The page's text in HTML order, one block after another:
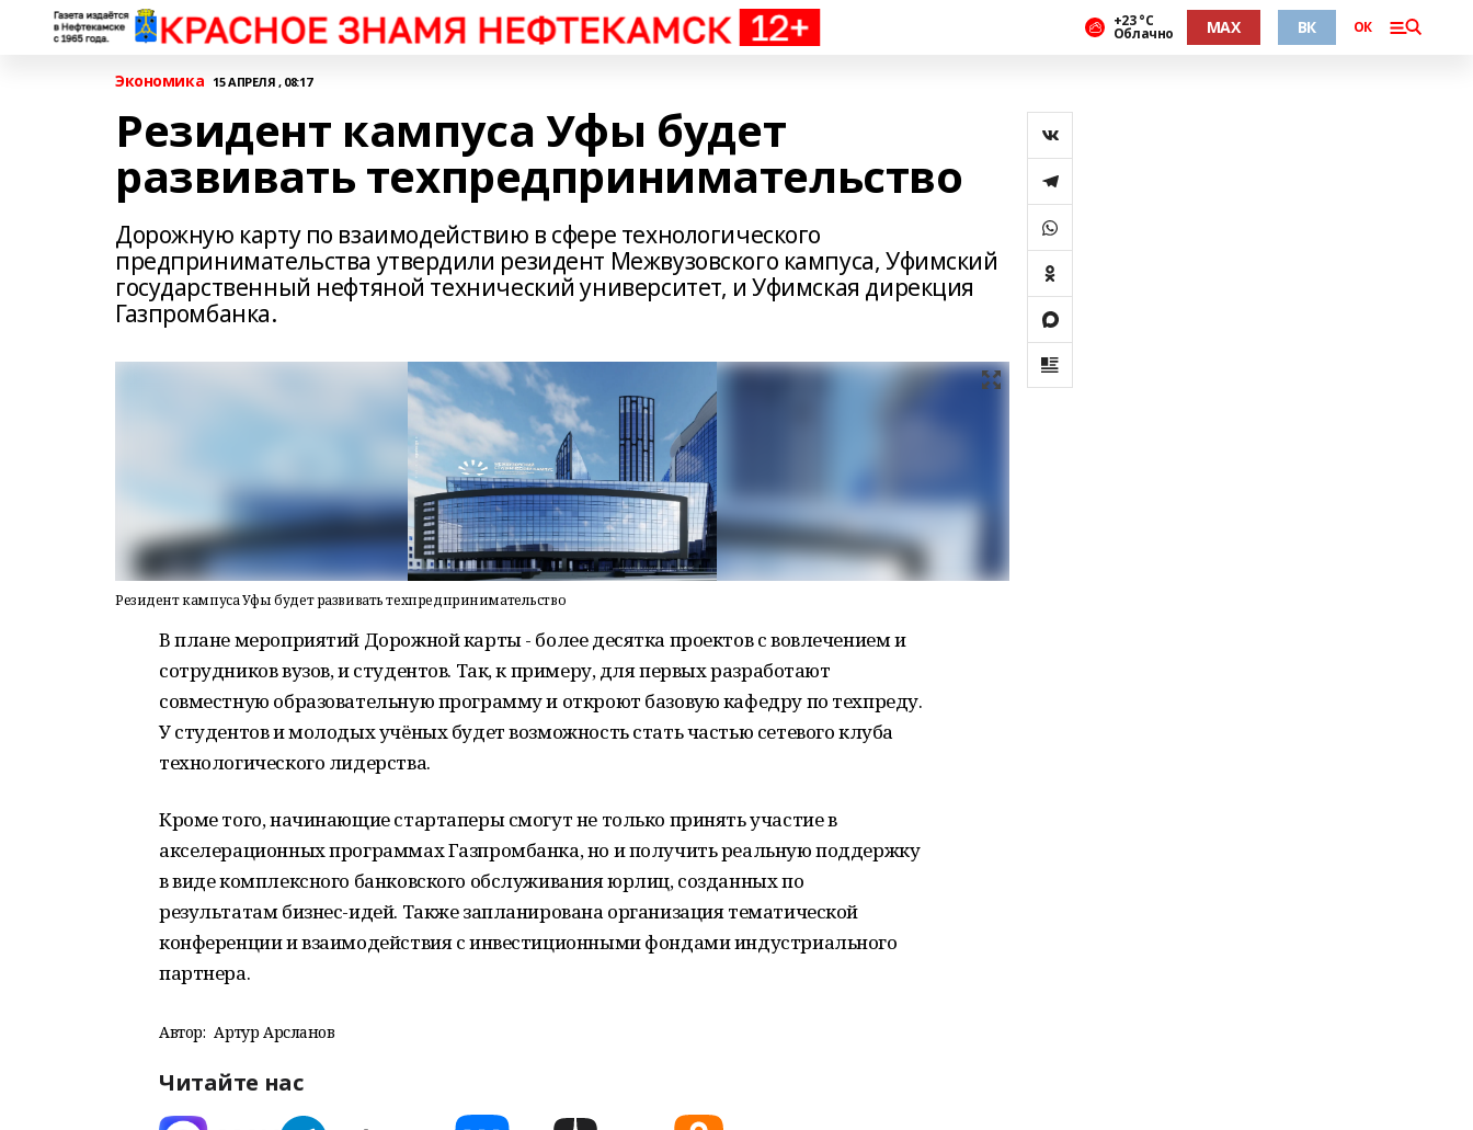
+23 °С
Облачно MAX ВК ОК
Экономика 15 АПРЕЛЯ , 08:17
Резидент кампуса Уфы будет
развивать техпредпринимательство
Дорожную карту по взаимодействию в сфере технологического
предпринимательства утвердили резидент Межвузовского кампуса, Уфимский
государственный нефтяной технический университет, и Уфимская дирекция
Газпромбанка.
Резидент кампуса Уфы будет развивать техпредпринимательство
В плане мероприятий Дорожной карты - более десятка проектов с вовлечением и
сотрудников вузов, и студентов. Так, к примеру, для первых разработают
совместную образовательную программу и откроют базовую кафедру по техпреду.
У студентов и молодых учёных будет возможность стать частью сетевого клуба
технологического лидерства.
Кроме того, начинающие стартаперы смогут не только принять участие в
акселерационных программах Газпромбанка, но и получить реальную поддержку
в виде комплексного банковского обслуживания юрлиц, созданных по
результатам бизнес-идей. Также запланирована организация тематической
конференции и взаимодействия с инвестиционными фондами индустриального
партнера.
Автор: Артур Арсланов
Читайте нас